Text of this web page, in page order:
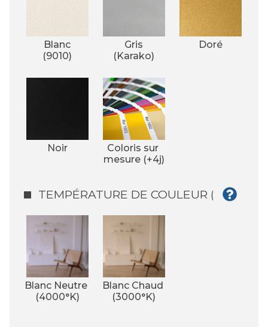
Blanc
(9010)
Gris
(Karako)
Doré
Noir
Coloris sur
mesure (+4j)
TEMPÉRATURE DE COULEUR (°K)
Blanc Neutre
(4000°K)
Blanc Chaud
(3000°K)